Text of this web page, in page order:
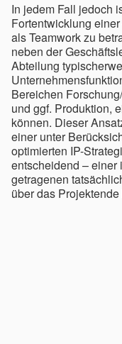
In jedem Fall jedoch
Fortentwicklung
als Teamwork zu
neben der
Abteilung
Bereichen
und ggf. Produktion,
können. Dieser
einer unter
optimierten IP-
entscheidend – einer
getragenen
über das